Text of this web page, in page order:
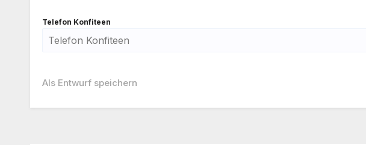
Tele­fon Kon­fi­teen
Als Ent­wurf spei­chern